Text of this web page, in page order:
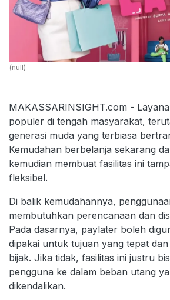
(null)
MAKASSARINSIGHT.com -
populer di tengah masyarakat,
generasi muda yang terbiasa
Kemudahan berbelanja sekarang
kemudian membuat fasilitas ini
fleksibel.
Di balik kemudahannya,
membutuhkan perencanaan dan
Pada dasarnya, paylater boleh
dipakai untuk tujuan yang tepat
bijak. Jika tidak, fasilitas ini justru
pengguna ke dalam beban utang
dikendalikan.